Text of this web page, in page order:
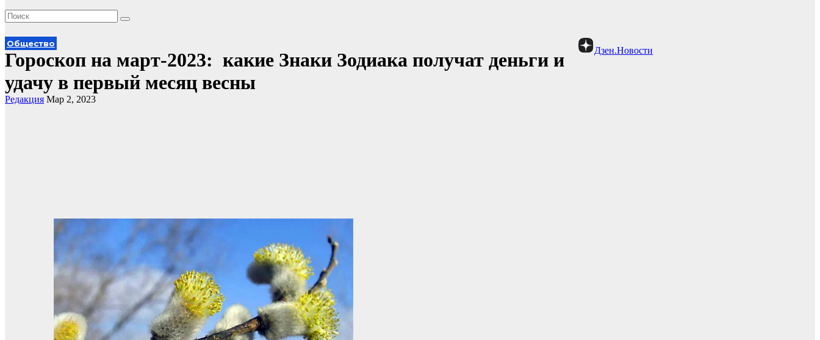
Дзен.Новости
Общество
Гороскоп на март-2023: какие Знаки Зодиака получат деньги и
удачу в первый месяц весны
Редакция Мар 2, 2023